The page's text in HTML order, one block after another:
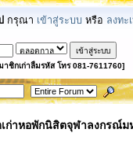
กรุณา เข้าสู่ระบบ หรือ ลงทะ
าชิกเก่าลืมรหัส โทร 081-7611760]
ก่าหอพักนิสิตจุฬาลงกรณ์ม